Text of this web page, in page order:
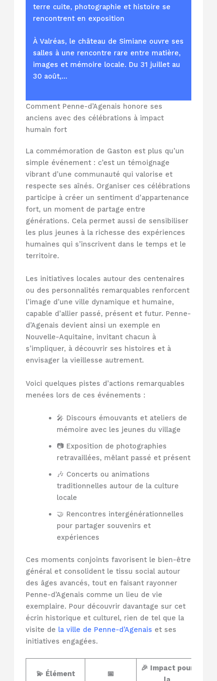
terre cuite, photographie et histoire se
rencontrent en exposition
À Valréas, le château de Simiane ouvre ses
salles à une rencontre rare entre matière,
images et mémoire locale. Du 31 juillet au
30 août,…
Comment Penne-d’Agenais honore ses
anciens avec des célébrations à impact
humain fort
La commémoration de Gaston est plus qu’un
simple événement : c’est un témoignage
vibrant d’une communauté qui valorise et
respecte ses aînés. Organiser ces célébrations
participe à créer un sentiment d’appartenance
fort, un moment de partage entre
générations. Cela permet aussi de sensibiliser
les plus jeunes à la richesse des expériences
humaines qui s’inscrivent dans le temps et le
territoire.
Les initiatives locales autour des centenaires
ou des personnalités remarquables renforcent
l’image d’une ville dynamique et humaine,
capable d’allier passé, présent et futur. Penne-
d’Agenais devient ainsi un exemple en
Nouvelle-Aquitaine, invitant chacun à
s’impliquer, à découvrir ses histoires et à
envisager la vieillesse autrement.
Voici quelques pistes d’actions remarquables
menées lors de ces événements :
🎤 Discours émouvants et ateliers de
mémoire avec les jeunes du village
📷 Exposition de photographies
retravaillées, mêlant passé et présent
🎶 Concerts ou animations
traditionnelles autour de la culture
locale
🤝 Rencontres intergénérationnelles
pour partager souvenirs et
expériences
Ces moments conjoints favorisent le bien-être
général et consolident le tissu social autour
des âges avancés, tout en faisant rayonner
Penne-d’Agenais comme un lieu de vie
exemplaire. Pour découvrir davantage sur cet
écrin historique et culturel, rien de tel que la
visite de la ville de Penne-d’Agenais et ses
initiatives engagées.
💫 Élément 📅
🎉 Impact pour